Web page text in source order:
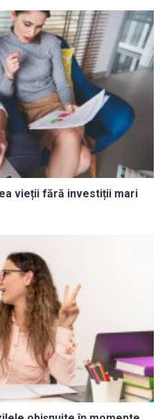
vieții fără investiții mari